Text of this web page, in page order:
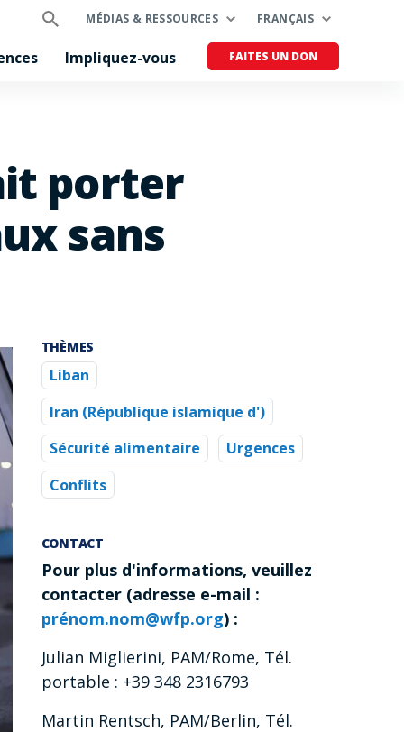
MÉDIAS & RESSOURCES FRANÇAIS
Impliquez-vous FAITES UN DON
porter
sans
THÈMES
Liban
Iran (République islamique d')
Sécurité alimentaire
Urgences
Conflits
CONTACT
Pour plus d'informations, veuillez
contacter (adresse e-mail :
prénom.nom@wfp.org) :
Julian Miglierini, PAM/Rome, Tél.
portable : +39 348 2316793
Martin Rentsch, PAM/Berlin, Tél.